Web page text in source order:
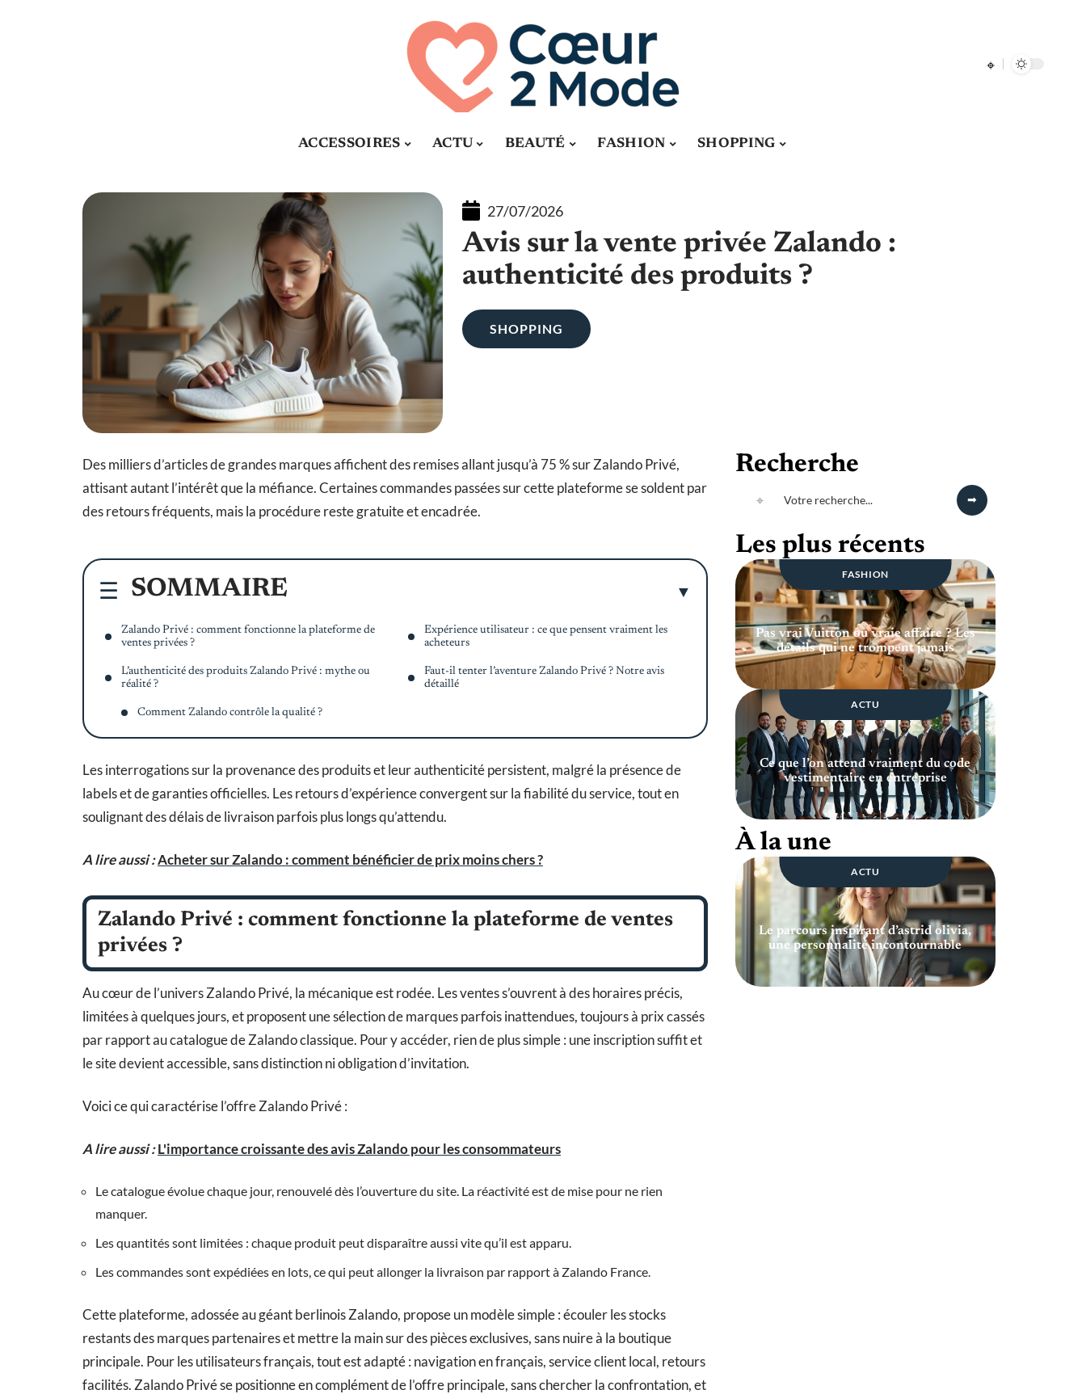
ACCESSOIRES ACTU BEAUTÉ FASHION SHOPPING
27/07/2026
Avis sur la vente privée Zalando :
authenticité des produits ?
SHOPPING
Des milliers d’articles de grandes marques affichent des remises allant jusqu’à 75 % sur Zalando Privé,
attisant autant l’intérêt que la méfiance. Certaines commandes passées sur cette plateforme se soldent par
des retours fréquents, mais la procédure reste gratuite et encadrée.
SOMMAIRE
Zalando Privé : comment fonctionne la plateforme de
ventes privées ?
L’authenticité des produits Zalando Privé : mythe ou
réalité ?
Comment Zalando contrôle la qualité ?
Expérience utilisateur : ce que pensent vraiment les
acheteurs
Faut-il tenter l’aventure Zalando Privé ? Notre avis
détaillé
Les interrogations sur la provenance des produits et leur authenticité persistent, malgré la présence de
labels et de garanties officielles. Les retours d’expérience convergent sur la fiabilité du service, tout en
soulignant des délais de livraison parfois plus longs qu’attendu.
A lire aussi :Acheter sur Zalando : comment bénéficier de prix moins chers ?
Zalando Privé : comment fonctionne la plateforme de ventes
privées ?
Au cœur de l’univers Zalando Privé, la mécanique est rodée. Les ventes s’ouvrent à des horaires précis,
limitées à quelques jours, et proposent une sélection de marques parfois inattendues, toujours à prix cassés
par rapport au catalogue de Zalando classique. Pour y accéder, rien de plus simple : une inscription suffit et
le site devient accessible, sans distinction ni obligation d’invitation.
Voici ce qui caractérise l’offre Zalando Privé :
A lire aussi :L'importance croissante des avis Zalando pour les consommateurs
Le catalogue évolue chaque jour, renouvelé dès l’ouverture du site. La réactivité est de mise pour ne rien
manquer.
Les quantités sont limitées : chaque produit peut disparaître aussi vite qu’il est apparu.
Les commandes sont expédiées en lots, ce qui peut allonger la livraison par rapport à Zalando France.
Cette plateforme, adossée au géant berlinois Zalando, propose un modèle simple : écouler les stocks
restants des marques partenaires et mettre la main sur des pièces exclusives, sans nuire à la boutique
principale. Pour les utilisateurs français, tout est adapté : navigation en français, service client local, retours
facilités. Zalando Privé se positionne en complément de l’offre principale, sans chercher la confrontation, et
Recherche
Les plus récents
FASHION
Pas vrai Vuitton ou vraie affaire ? Les
détails qui ne trompent jamais
ACTU
Ce que l’on attend vraiment du code
vestimentaire en entreprise
À la une
ACTU
Le parcours inspirant d’astrid olivia,
une personnalité incontournable